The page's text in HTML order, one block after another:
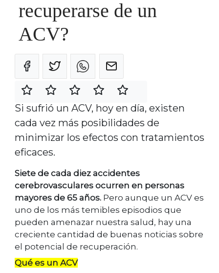
recuperarse de un
ACV?
Si sufrió un ACV, hoy en día, existen
cada vez más posibilidades de
minimizar los efectos con tratamientos
eficaces.
Siete de cada diez accidentes
cerebrovasculares ocurren en personas
mayores de 65 años. Pero aunque un ACV es
uno de los más temibles episodios que
pueden amenazar nuestra salud, hay una
creciente cantidad de buenas noticias sobre
el potencial de recuperación.
Qué es un ACV